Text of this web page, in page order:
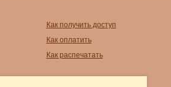
Как получить доступ
Как оплатить
Как распечатать